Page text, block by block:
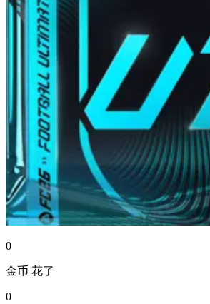
0
金币 花了
0